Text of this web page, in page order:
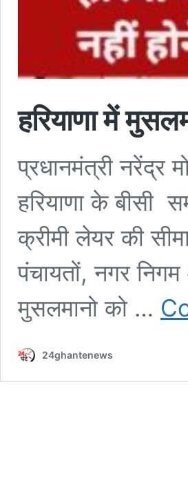
हरियाणा में
प्रधानमंत्री नरेंद्र
हरियाणा के बीसी
क्रीमी लेयर की
पंचायतों, नगर
मुसलमानो को …
24ghantenews